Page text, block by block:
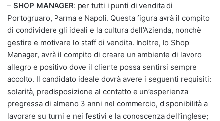
– SHOP MANAGER: per tutti i punti di vendita di
Portogruaro, Parma e Napoli. Questa figura avrà il compito
di condividere gli ideali e la cultura dell’Azienda, nonchè
gestire e motivare lo staff di vendita. Inoltre, lo Shop
Manager, avrà il compito di creare un ambiente di lavoro
allegro e positivo dove il cliente possa sentirsi sempre
accolto. Il candidato ideale dovrà avere i seguenti requisiti:
solarità, predisposizione al contatto e un’esperienza
pregressa di almeno 3 anni nel commercio, disponibilità a
lavorare su turni e nei festivi e la conoscenza dell’inglese;